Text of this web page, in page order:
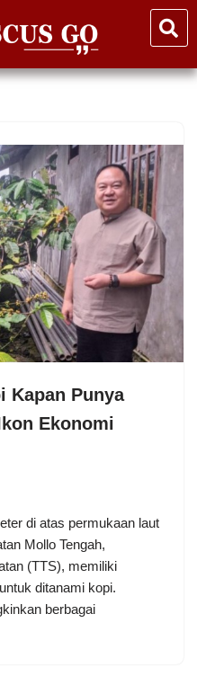
Kapan Punya
Ekonomi
di atas permukaan laut
Mollo Tengah,
(TTS), memiliki
ditanami kopi.
berbagai